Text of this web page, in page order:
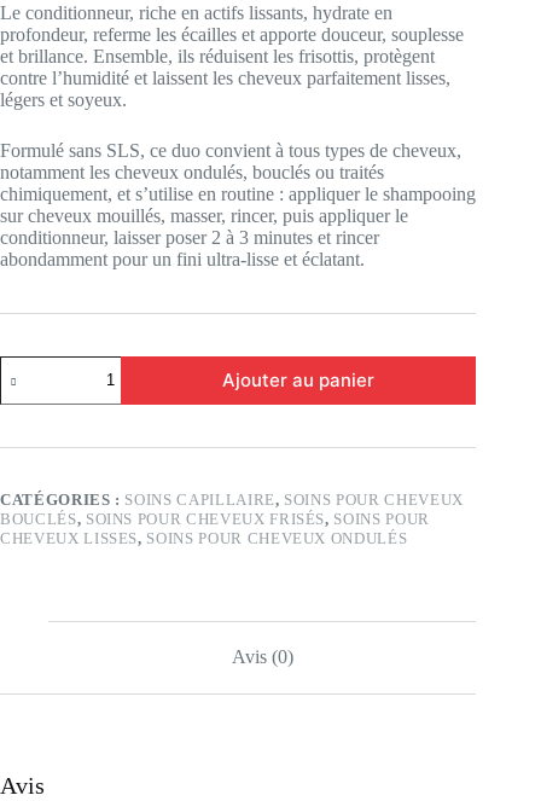
Le conditionneur, riche en actifs lissants, hydrate en
profondeur, referme les écailles et apporte douceur, souplesse
et brillance. Ensemble, ils réduisent les frisottis, protègent
contre l’humidité et laissent les cheveux parfaitement lisses,
légers et soyeux.
Formulé sans SLS, ce duo convient à tous types de cheveux,
notamment les cheveux ondulés, bouclés ou traités
chimiquement, et s’utilise en routine : appliquer le shampooing
sur cheveux mouillés, masser, rincer, puis appliquer le
conditionneur, laisser poser 2 à 3 minutes et rincer
abondamment pour un fini ultra-lisse et éclatant.
quantité
de
Duo
Seyna
Ajouter au panier
CATÉGORIES : SOINS CAPILLAIRE, SOINS POUR CHEVEUX
BOUCLÉS, SOINS POUR CHEVEUX FRISÉS, SOINS POUR
CHEVEUX LISSES, SOINS POUR CHEVEUX ONDULÉS
Avis (0)
Avis